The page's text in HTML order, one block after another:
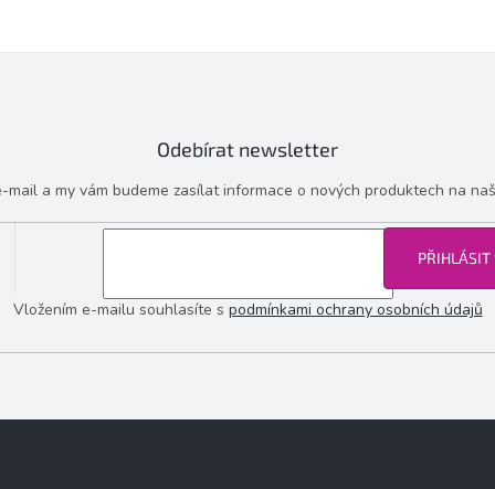
Odebírat newsletter
mail a my vám budeme zasílat informace o nových produktech na
Vložením e-mailu souhlasíte s podmínkami ochrany osobních údajů
PŘIHLÁSIT